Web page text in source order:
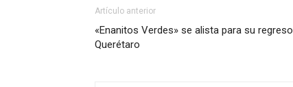
Artículo anterior
«Enanitos Verdes» se alista para su
Querétaro